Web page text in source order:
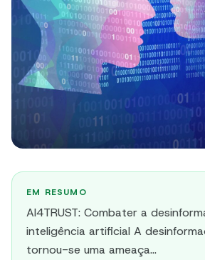
EM RESUMO
AI4TRUST: Combater a
inteligência artificial A
tornou-se uma ameaça...